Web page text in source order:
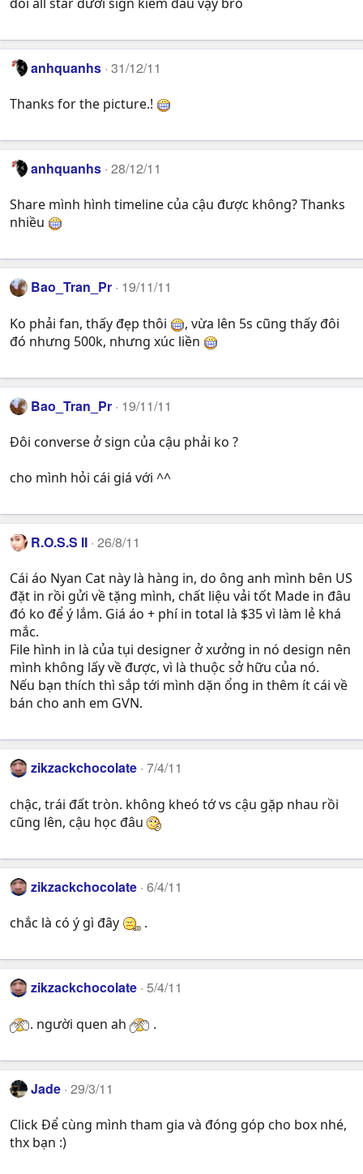
anhquanhs 31/12/11
Thanks for the picture.!
anhquanhs 28/12/11
Share mình hình timeline của cậu được không? Thanks
nhiều
Bao_Tran_Pr 19/11/11
Ko phải fan, thấy đẹp thôi
, vừa lên 5s cũng thấy đôi
đó nhưng 500k, nhưng xúc liền
Bao_Tran_Pr 19/11/11
Đôi converse ở sign của cậu phải ko ?
cho mình hỏi cái giá với ^^
R.O.S.S II 26/8/11
Cái áo Nyan Cat này là hàng in, do ông anh mình bên US
đặt in rồi gửi về tặng mình, chất liệu vải tốt Made in đâu
đó ko để ý lắm. Giá áo + phí in total là $35 vì làm lẻ khá
mắc.
File hình in là của tụi designer ở xưởng in nó design nên
mình không lấy về được, vì là thuộc sở hữu của nó.
Nếu bạn thích thì sắp tới mình dặn ổng in thêm ít cái về
bán cho anh em GVN.
zikzackchocolate 7/4/11
chậc, trái đất tròn. không kheó tớ vs cậu gặp nhau rồi
cũng lên, cậu học đâu
zikzackchocolate 6/4/11
chắc là có ý gì đây .
zikzackchocolate 5/4/11
. người quen ah .
Jade 29/3/11
Click Để cùng mình tham gia và đóng góp cho box nhé,
thx bạn :)